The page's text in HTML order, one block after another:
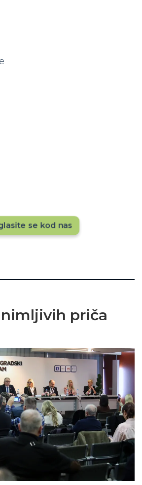
se kod nas
priča